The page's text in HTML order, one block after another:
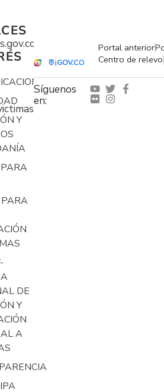
Y
DE
Y
A
Portal anterior
Centro de relevo
Síguenos
en: